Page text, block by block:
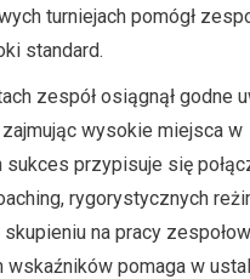
turniejach pomógł
standard.
zespół osiągnął godne
wysokie miejsca w
sukces przypisuje się
rygorystycznych
na pracy
wskaźników pomaga w